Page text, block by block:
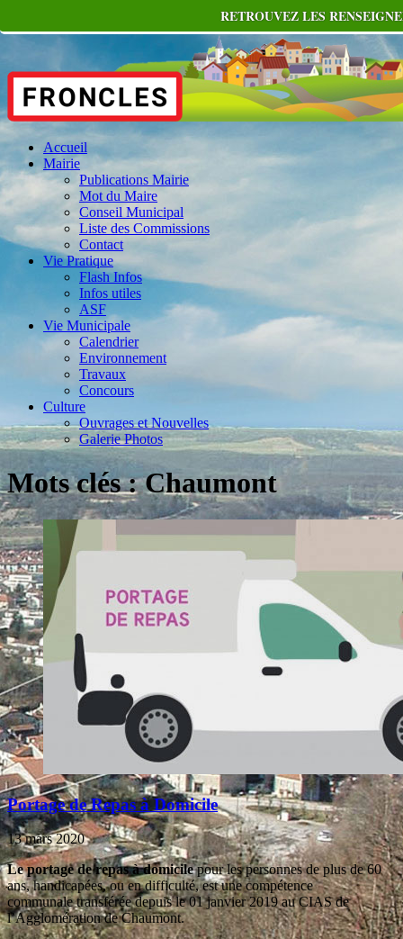
Accueil
Mairie
Publications Mairie
Mot du Maire
Conseil Municipal
Liste des Commissions
Contact
Vie Pratique
Flash Infos
Infos utiles
ASF
Vie Municipale
Calendrier
Environnement
Travaux
Concours
Culture
Ouvrages et Nouvelles
Galerie Photos
Mots clés : Chaumont
Portage de Repas à Domicile
13 mars 2020
Le portage de repas à domicilepour les personnes de plus de 60
ans, handicapées, ou en difficulté, est une compétence
communale transférée depuis le 01 janvier 2019 au CIAS de
l’Agglomération de Chaumont.
RETROUVEZ LES